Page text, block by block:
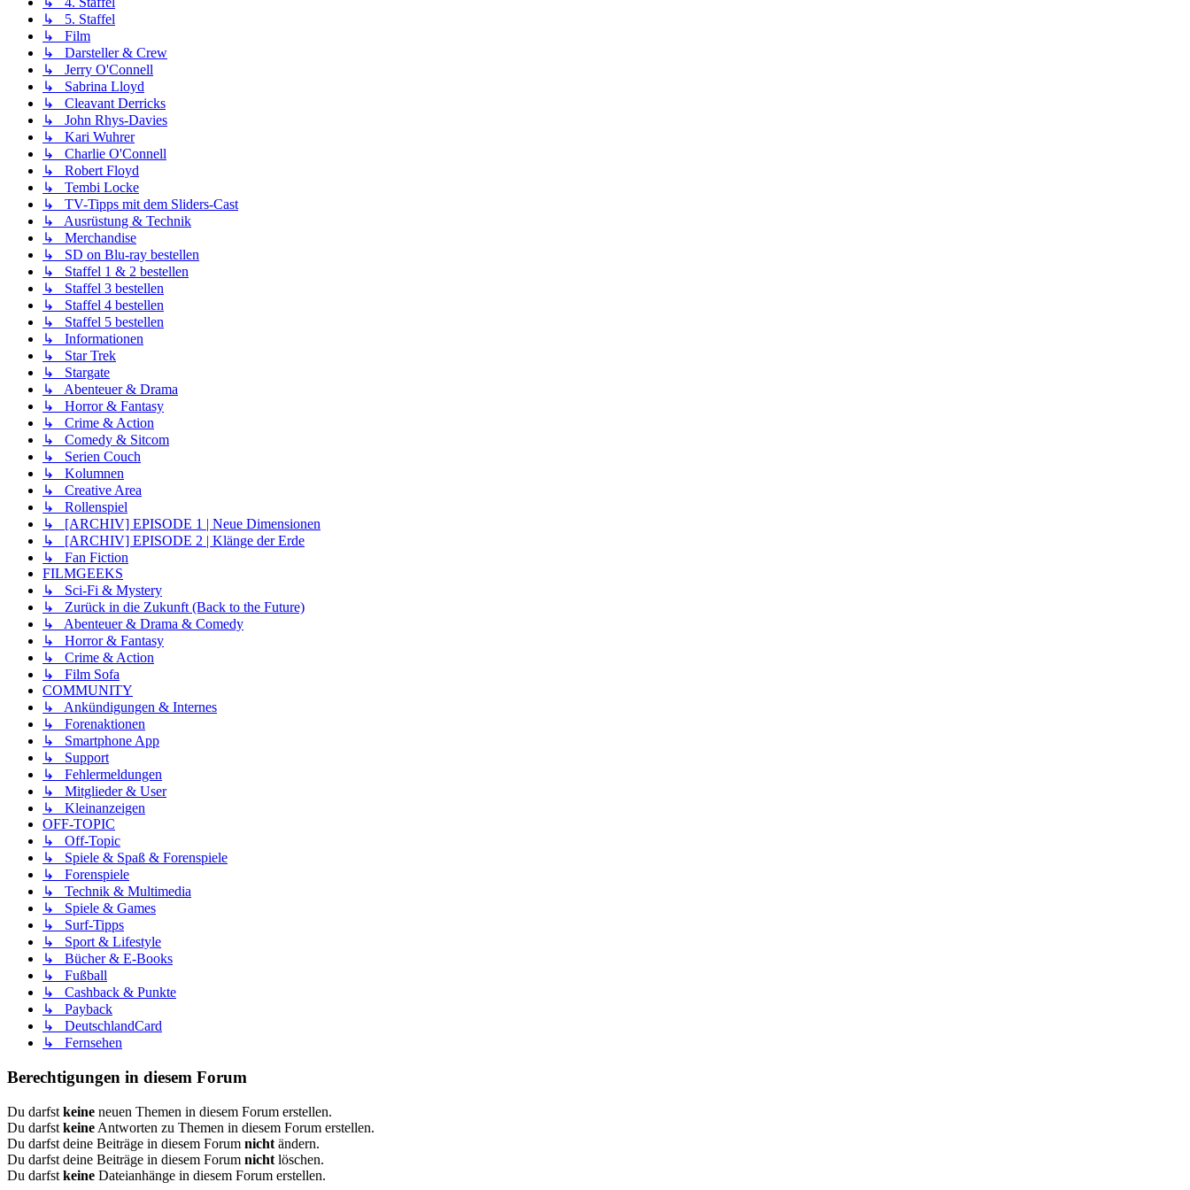
↳ 5. Staffel
↳ Film
↳ Darsteller & Crew
↳ Jerry O'Connell
↳ Sabrina Lloyd
↳ Cleavant Derricks
↳ John Rhys-Davies
↳ Kari Wuhrer
↳ Charlie O'Connell
↳ Robert Floyd
↳ Tembi Locke
↳ TV-Tipps mit dem Sliders-Cast
↳ Ausrüstung & Technik
↳ Merchandise
↳ SD on Blu-ray bestellen
↳ Staffel 1 & 2 bestellen
↳ Staffel 3 bestellen
↳ Staffel 4 bestellen
↳ Staffel 5 bestellen
↳ Informationen
↳ Star Trek
↳ Stargate
↳ Abenteuer & Drama
↳ Horror & Fantasy
↳ Crime & Action
↳ Comedy & Sitcom
↳ Serien Couch
↳ Kolumnen
↳ Creative Area
↳ Rollenspiel
↳ [ARCHIV] EPISODE 1 | Neue Dimensionen
↳ [ARCHIV] EPISODE 2 | Klänge der Erde
↳ Fan Fiction
FILMGEEKS
↳ Sci-Fi & Mystery
↳ Zurück in die Zukunft (Back to the Future)
↳ Abenteuer & Drama & Comedy
↳ Horror & Fantasy
↳ Crime & Action
↳ Film Sofa
COMMUNITY
↳ Ankündigungen & Internes
↳ Forenaktionen
↳ Smartphone App
↳ Support
↳ Fehlermeldungen
↳ Mitglieder & User
↳ Kleinanzeigen
OFF-TOPIC
↳ Off-Topic
↳ Spiele & Spaß & Forenspiele
↳ Forenspiele
↳ Technik & Multimedia
↳ Spiele & Games
↳ Surf-Tipps
↳ Sport & Lifestyle
↳ Bücher & E-Books
↳ Fußball
↳ Cashback & Punkte
↳ Payback
↳ DeutschlandCard
↳ Fernsehen
Berechtigungen in diesem Forum
Du darfst keine neuen Themen in diesem Forum erstellen.
Du darfst keine Antworten zu Themen in diesem Forum erstellen.
Du darfst deine Beiträge in diesem Forum nicht ändern.
Du darfst deine Beiträge in diesem Forum nicht löschen.
Du darfst keine Dateianhänge in diesem Forum erstellen.